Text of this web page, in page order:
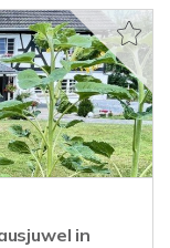
in